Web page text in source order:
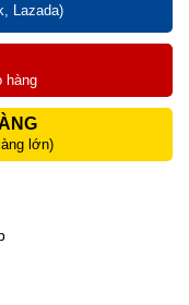
Lazada)
hàng
lớn)